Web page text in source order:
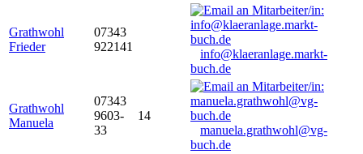
Grathwohl
Frieder
07343
922141
info@klaeranlage.markt-
buch.de
Grathwohl
Manuela
07343
9603-
33
14
manuela.grathwohl@vg-
buch.de